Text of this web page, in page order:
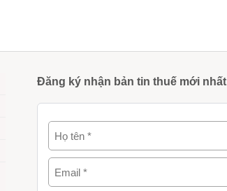
Đăng ký nhận bản tin thuế mới nhất